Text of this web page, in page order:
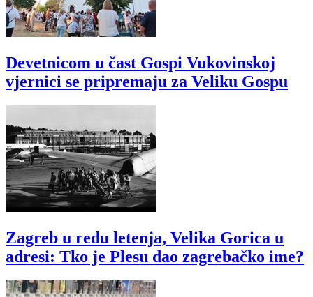
Devetnicom u čast Gospi Vukovinskoj
vjernici se pripremaju za Veliku Gospu
Zagreb u redu letenja, Velika Gorica u
adresi: Tko je Plesu dao zagrebačko ime?